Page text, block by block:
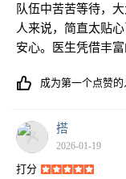
队伍中苦苦等待，
人来说，简直太贴
安心。医生凭借丰富
成为第一个点赞的
搭
2026-01-19
打分